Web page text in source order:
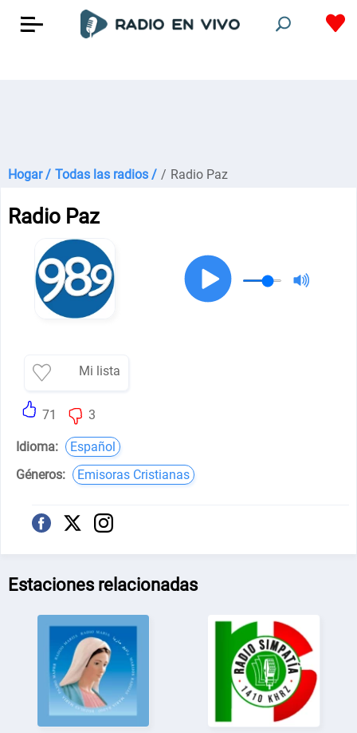
Hogar / Todas las radios / / Radio Paz
Radio Paz
Mi lista
71 3
Idioma:
Español
Géneros:
Emisoras Cristianas
Estaciones relacionadas